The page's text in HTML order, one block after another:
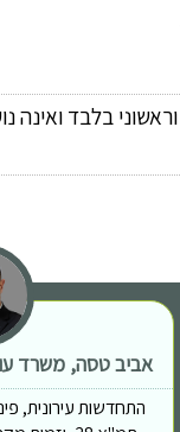
בלבד
אביב טסה, משרד
התחדשות עירונית,